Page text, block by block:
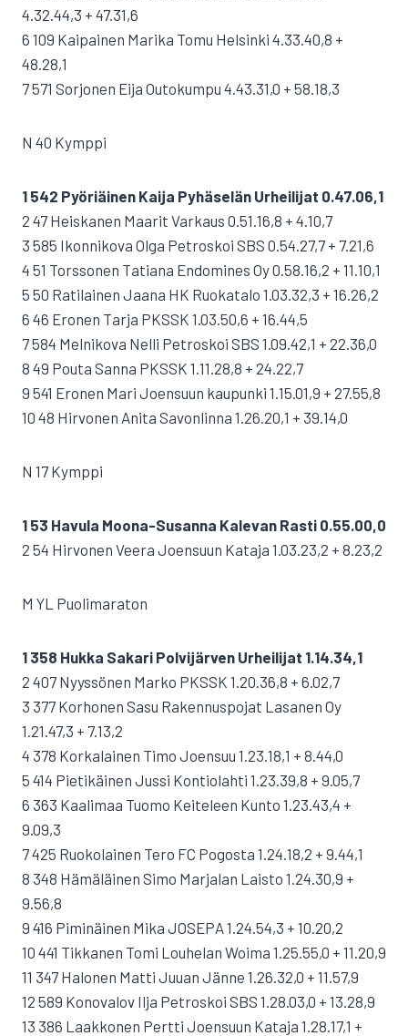
4.32.44,3 + 47.31,6
6 109 Kaipainen Marika Tomu Helsinki 4.33.40,8 +
48.28,1
7 571 Sorjonen Eija Outokumpu 4.43.31,0 + 58.18,3
N 40 Kymppi
1 542 Pyöriäinen Kaija Pyhäselän Urheilijat 0.47.06,1
2 47 Heiskanen Maarit Varkaus 0.51.16,8 + 4.10,7
3 585 Ikonnikova Olga Petroskoi SBS 0.54.27,7 + 7.21,6
4 51 Torssonen Tatiana Endomines Oy 0.58.16,2 + 11.10,1
5 50 Ratilainen Jaana HK Ruokatalo 1.03.32,3 + 16.26,2
6 46 Eronen Tarja PKSSK 1.03.50,6 + 16.44,5
7 584 Melnikova Nelli Petroskoi SBS 1.09.42,1 + 22.36,0
8 49 Pouta Sanna PKSSK 1.11.28,8 + 24.22,7
9 541 Eronen Mari Joensuun kaupunki 1.15.01,9 + 27.55,8
10 48 Hirvonen Anita Savonlinna 1.26.20,1 + 39.14,0
N 17 Kymppi
1 53 Havula Moona-Susanna Kalevan Rasti 0.55.00,0
2 54 Hirvonen Veera Joensuun Kataja 1.03.23,2 + 8.23,2
M YL Puolimaraton
1 358 Hukka Sakari Polvijärven Urheilijat 1.14.34,1
2 407 Nyyssönen Marko PKSSK 1.20.36,8 + 6.02,7
3 377 Korhonen Sasu Rakennuspojat Lasanen Oy
1.21.47,3 + 7.13,2
4 378 Korkalainen Timo Joensuu 1.23.18,1 + 8.44,0
5 414 Pietikäinen Jussi Kontiolahti 1.23.39,8 + 9.05,7
6 363 Kaalimaa Tuomo Keiteleen Kunto 1.23.43,4 +
9.09,3
7 425 Ruokolainen Tero FC Pogosta 1.24.18,2 + 9.44,1
8 348 Hämäläinen Simo Marjalan Laisto 1.24.30,9 +
9.56,8
9 416 Piminäinen Mika JOSEPA 1.24.54,3 + 10.20,2
10 441 Tikkanen Tomi Louhelan Woima 1.25.55,0 + 11.20,9
11 347 Halonen Matti Juuan Jänne 1.26.32,0 + 11.57,9
12 589 Konovalov Ilja Petroskoi SBS 1.28.03,0 + 13.28,9
13 386 Laakkonen Pertti Joensuun Kataja 1.28.17,1 +